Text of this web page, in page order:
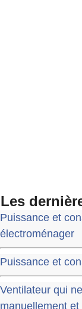
Les
Puissance et
électroménager
Puissance et
Ventilateur qui
manuellement